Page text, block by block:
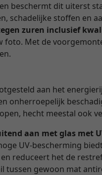
beschermt dit uiterst
schadelijke stoffen en
zuren inclusief
Met de
aan het
onherroepelijk
hecht meestal ook
aan met glas met
UV-bescherming
reduceert het de
tussen gewoon mat